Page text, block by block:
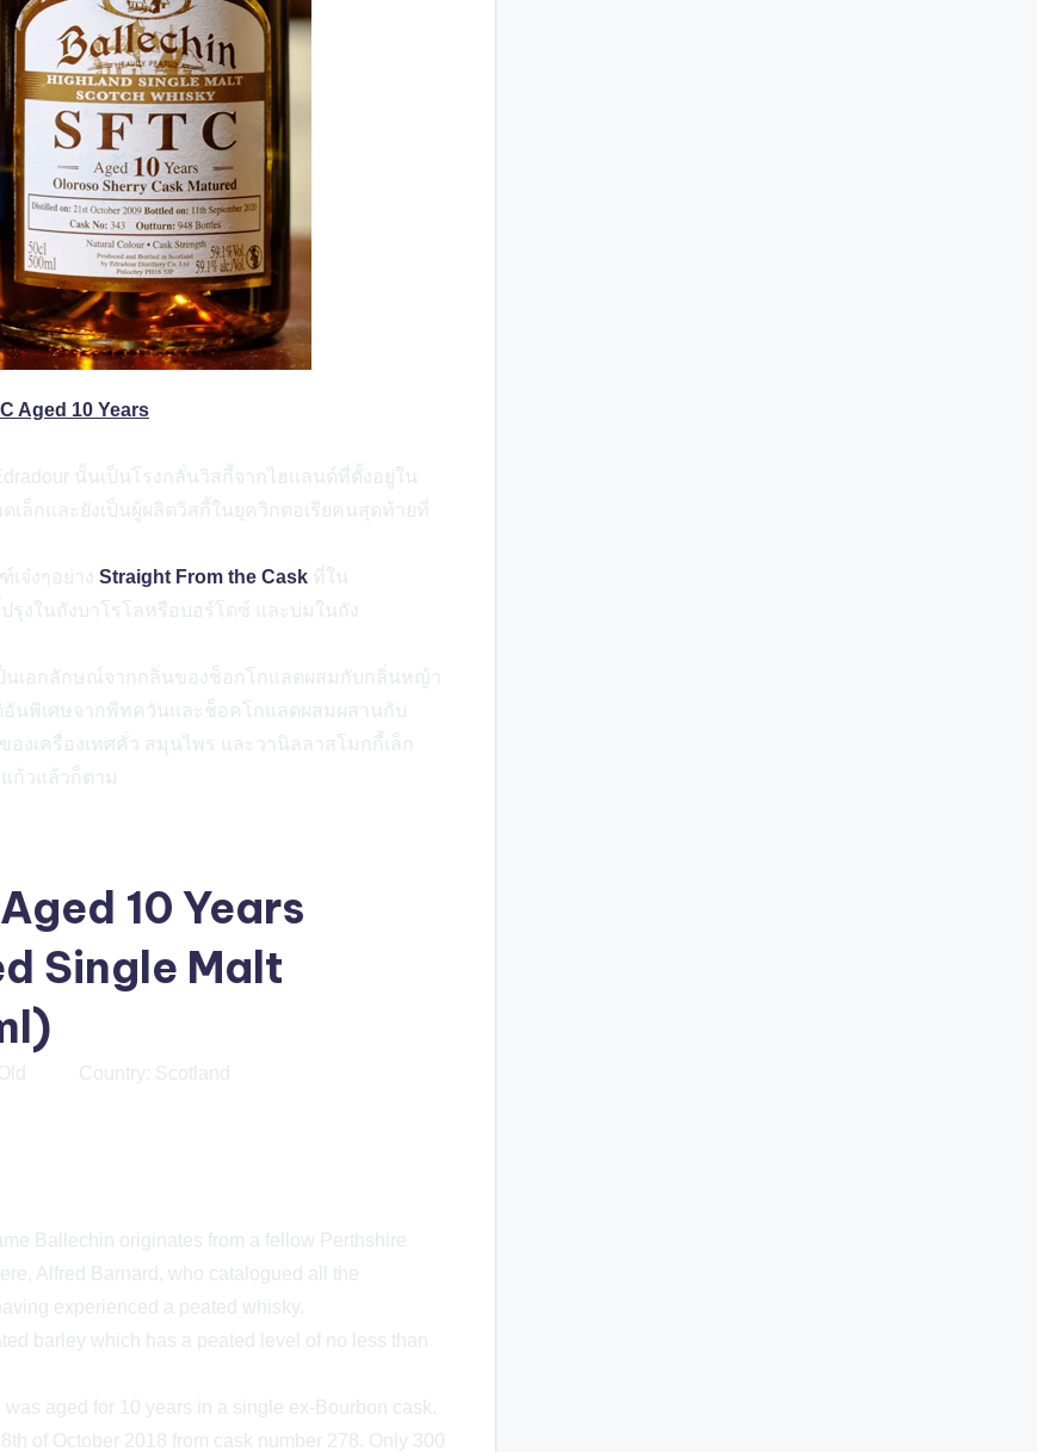
Aged 10 Years
นั้นเป็นโรงกลั่นวิสกี้จากไฮแลนด์ที่ตั้งอยู่ใน
ล็กและยังเป็นผู้ผลิตวิสกี้ในยุควิกตอเรียคนสุดท้ายที่
จ๋งๆอย่าง Straight From the Cask ที่ใน
งในถังบาโรโลหรือบอร์โดซ์ และบ่มในถัง
นเอกลักษณ์จากกลิ่นของช็อกโกแลตผสมกับกลิ่นหญ้า
นพิเศษจากพีทควันและช็อคโกแลตผสมผสานกับ
งเครื่องเทศคั่ว สมุนไพร และวานิลลาสโมกกี้เล็ก
ก้วแล้วก็ตาม
10 Years
Single Malt
Country: Scotland
Ballechin originates from a fellow Perthshire
Alfred Barnard, who catalogued all the
experienced a peated whisky.
barley which has a peated level of no less than
aged for 10 years in a single ex-Bourbon cask.
of October 2018 from cask number 278. Only 300